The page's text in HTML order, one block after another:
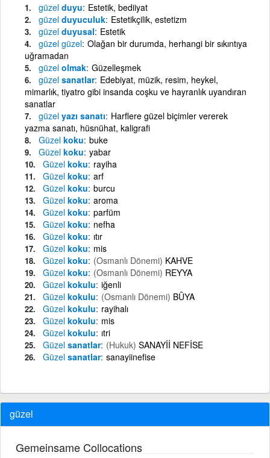
güzel duyu Estetik, bediiyat
güzel duyuculuk Estetikçilik, estetizm
güzel duyusal Estetik
güzel güzel Olağan bir durumda, herhangi bir sıkıntıya
uğramadan
güzel olmak Güzelleşmek
güzel sanatlar Edebiyat, müzik, resim, heykel,
mimarlık, tiyatro gibi insanda coşku ve hayranlık uyandıran
sanatlar
güzel yazı sanatı Harflere güzel biçimler vererek
yazma sanatı, hüsnühat, kaligrafi
Güzel koku buke
Güzel koku yabar
Güzel koku rayiha
Güzel koku arf
Güzel koku burcu
Güzel koku aroma
Güzel koku parfüm
Güzel koku nefha
Güzel koku ıtır
Güzel koku mis
Güzel koku (Osmanlı Dönemi) KAHVE
Güzel koku (Osmanlı Dönemi) REYYA
Güzel kokulu iğenli
Güzel kokulu (Osmanlı Dönemi) BÛYA
Güzel kokulu rayihalı
Güzel kokulu mis
Güzel kokulu ıtri
Güzel sanatlar (Hukuk) SANAYİİ NEFİSE
Güzel sanatlar sanayiinefise
güzel
Gemeinsame Collocations